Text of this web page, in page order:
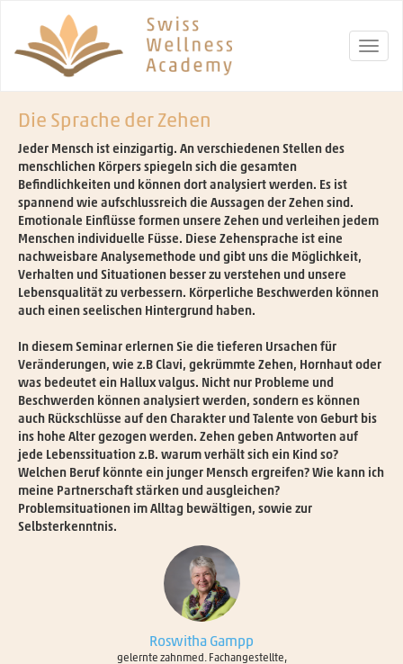
Die Sprache der Zehen
Jeder Mensch ist einzigartig. An verschiedenen Stellen des
menschlichen Körpers spiegeln sich die gesamten
Befindlichkeiten und können dort analysiert werden. Es ist
spannend wie aufschlussreich die Aussagen der Zehen sind.
Emotionale Einflüsse formen unsere Zehen und verleihen jedem
Menschen individuelle Füsse. Diese Zehensprache ist eine
nachweisbare Analysemethode und gibt uns die Möglichkeit,
Verhalten und Situationen besser zu verstehen und unsere
Lebensqualität zu verbessern. Körperliche Beschwerden können
auch einen seelischen Hintergrund haben.
In diesem Seminar erlernen Sie die tieferen Ursachen für
Veränderungen, wie z.B Clavi, gekrümmte Zehen, Hornhaut oder
was bedeutet ein Hallux valgus. Nicht nur Probleme und
Beschwerden können analysiert werden, sondern es können
auch Rückschlüsse auf den Charakter und Talente von Geburt bis
ins hohe Alter gezogen werden. Zehen geben Antworten auf
jede Lebenssituation z.B. warum verhält sich ein Kind so?
Welchen Beruf könnte ein junger Mensch ergreifen? Wie kann ich
meine Partnerschaft stärken und ausgleichen?
Problemsituationen im Alltag bewältigen, sowie zur
Selbsterkenntnis.
Roswitha Gampp
gelernte zahnmed. Fachangestellte,